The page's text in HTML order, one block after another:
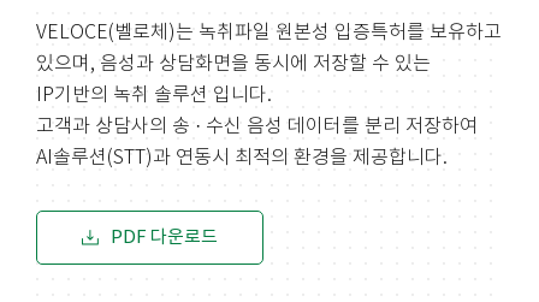
VELOCE(벨로체)는 녹취파일 원본성 입증특허를 보유하고
있으며, 음성과 상담화면을 동시에 저장할 수 있는
IP기반의 녹취 솔루션 입니다.
고객과 상담사의 송 · 수신 음성 데이터를 분리 저장하여
AI솔루션(STT)과 연동시 최적의 환경을 제공합니다.
PDF 다운로드